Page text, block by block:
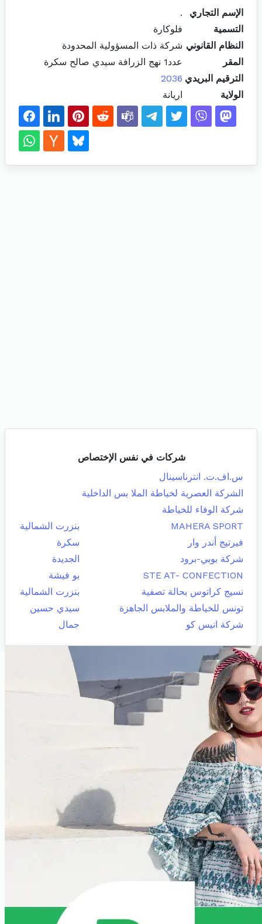
الإسم التجاري
.
التسمية
فلوكارة
النظام القانوني شركة ذات المسؤولية المحدودة
المقر
عدد1 نهج الزرافة سيدي صالح سكرة
الترقيم البريدي 2036
الولاية
اريانة
شركات في نفس الإختصاص
س.اف.ت. انترناسينال
الشركة العصرية لخياطة الملا بس الداخلية
شركة الوفاء للخياطة
MAHERA SPORT
بنزرت الشمالية
فيرتيج أندر وار
سكرة
شركة بوبي-برود
الجديدة
STE AT- CONFECTION
بو فيشة
نسيج كراتوس بحالة تصفية
بنزرت الشمالية
تونس للخياطة والملابس الجاهزة
سيدي حسين
شركة انيس كو
جمال